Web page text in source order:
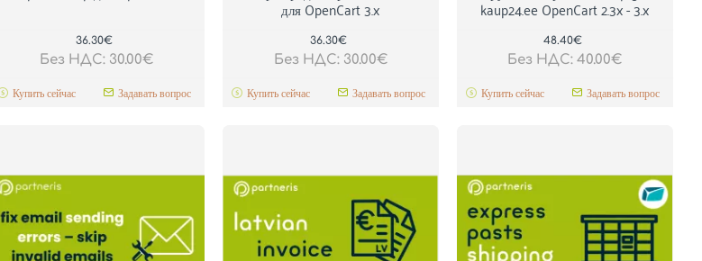
36.30€
Без НДС: 30.00€
Купить сейчас Задавать вопрос
для OpenCart 3.x
36.30€
Без НДС: 30.00€
Купить сейчас Задавать вопрос
kaup24.ee OpenCart 2.3x - 3.x
48.40€
Без НДС: 40.00€
Купить сейчас Задавать вопрос